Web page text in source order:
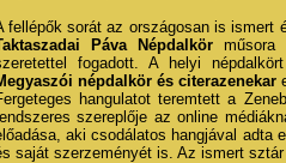
fellépők sorát az országosan is ismert
Páva Népdalkörműsora
fogadott. A helyi
népdalkör és citerazenekar
hangulatot teremtett a
szereplője az online
aki csodálatos hangjával adta
saját szerzeményét is. Az ismert